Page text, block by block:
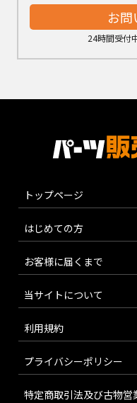
お問
24時間受付
トップページ
はじめての方
お客様に届くまで
当サイトについて
利用規約
プライバシーポリシー
特定商取引法及び古物営